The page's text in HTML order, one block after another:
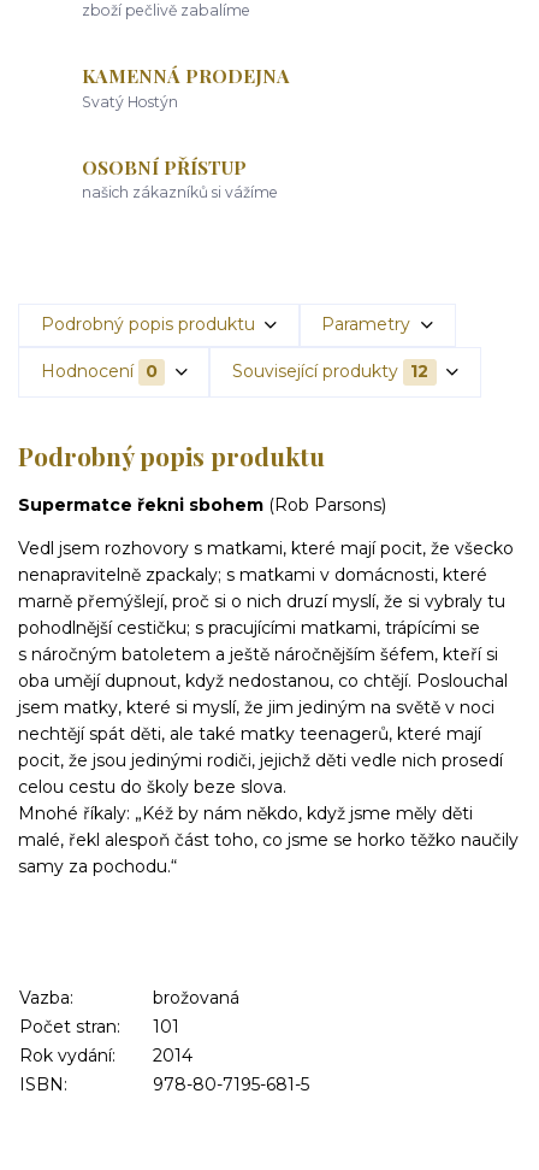
zboží pečlivě zabalíme
KAMENNÁ PRODEJNA
Svatý Hostýn
OSOBNÍ PŘÍSTUP
našich zákazníků si vážíme
Podrobný popis produktu Parametry
Hodnocení 0 Související produkty 12
Podrobný popis produktu
Supermatce řekni sbohem (Rob Parsons)
Vedl jsem rozhovory s matkami, které mají pocit, že všecko
nenapravitelně zpackaly; s matkami v domácnosti, které
marně přemýšlejí, proč si o nich druzí myslí, že si vybraly tu
pohodlnější cestičku; s pracujícími matkami, trápícími se
s náročným batoletem a ještě náročnějším šéfem, kteří si
oba umějí dupnout, když nedostanou, co chtějí. Poslouchal
jsem matky, které si myslí, že jim jediným na světě v noci
nechtějí spát děti, ale také matky teenagerů, které mají
pocit, že jsou jedinými rodiči, jejichž děti vedle nich prosedí
celou cestu do školy beze slova.
Mnohé říkaly: „Kéž by nám někdo, když jsme měly děti
malé, řekl alespoň část toho, co jsme se horko těžko naučily
samy za pochodu.“
Vazba:
brožovaná
Počet stran:
101
Rok vydání:
2014
ISBN:
978-80-7195-681-5